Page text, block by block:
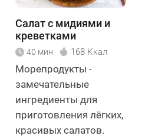
Салат с мидиями и
креветками
40 мин 168 Ккал
Морепродукты -
замечательные
ингредиенты для
приготовления лёгких,
красивых салатов.